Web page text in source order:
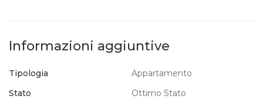
Informazioni aggiuntive
Tipologia
Appartamento
Stato
Ottimo Stato